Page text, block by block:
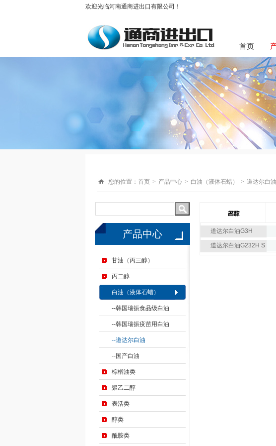
欢迎光临河南通商进出口有限公司！
首页
您的位置： 首页 产品中心 白油（液体石蜡） 道达尔白油
产品中心
甘油（丙三醇）
丙二醇
白油（液体石蜡）
韩国瑞振食品级白油
韩国瑞振疫苗用白油
道达尔白油
国产白油
棕榈油类
聚乙二醇
表活类
醇类
酰胺类
道达尔白油G3H
道达尔白油G232H S